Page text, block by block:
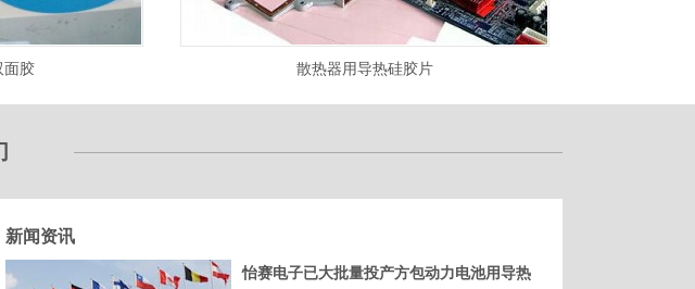
面胶 散热器用导热硅胶片
新闻资讯
怡赛电子已大批量投产方包动力电池用导热